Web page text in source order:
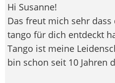
Hi Susanne!
Das freut mich sehr dass
tango für dich entdeckt
Tango ist meine
bin schon seit 10 Jahren